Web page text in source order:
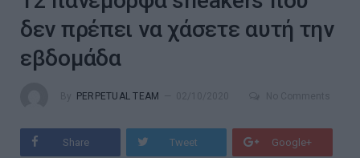
δεν πρέπει να χάσετε αυτή την
εβδομάδα
PERPETUAL TEAM
Share Tweet Google+